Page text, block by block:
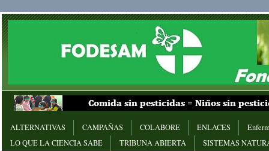
ALTERNATIVAS CAMPAÑAS COLABORE ENLACES
LO QUE LA CIENCIA SABE
TRIBUNA ABIERTA SISTEMAS